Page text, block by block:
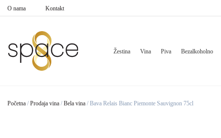
O nama Kontakt
Žestina Vina Piva Bezalkoholno
Početna / Prodaja vina / Bela vina / Bava Relais Bianc Piemonte Sauvignon 75cl